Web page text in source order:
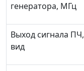
генератора, МГц
Выход сигнала ПЧ,
вид